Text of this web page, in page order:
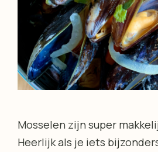
Mosselen zijn super
Heerlijk als je iets